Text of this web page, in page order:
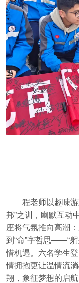
程老师以趣味游
邦”之训，幽默互动
座将气氛推向高潮
到“命”字哲思——“
惜机遇。六名学生
情拥抱更让温情流
翔，象征梦想的启航